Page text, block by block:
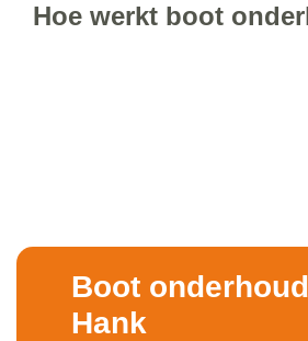
Hoe werkt boot
Boot
Hank